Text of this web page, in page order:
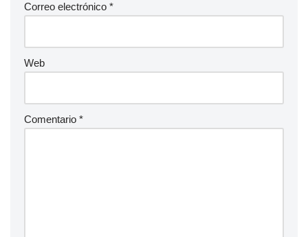
Correo electrónico *
Web
Comentario *